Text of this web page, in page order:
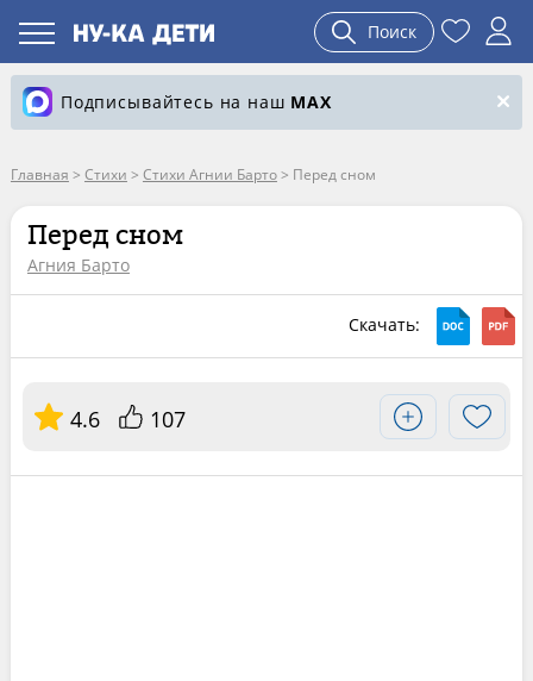
Поиск
Подписывайтесь на наш MAX
Главная > Стихи > Стихи Агнии Барто> Перед сном
Перед сном
Агния Барто
Скачать:
4.6 107